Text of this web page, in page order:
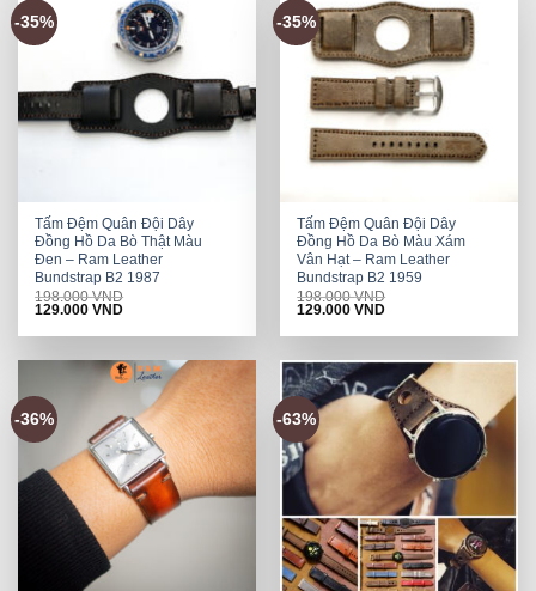
-35%
Tấm Đệm Quân Đội Dây
Đồng Hồ Da Bò Thật Màu
Đen – Ram Leather
Bundstrap B2 1987
198.000VND
Original
was:
129.000VNDCurrent
is:
-35%
Tấm Đệm Quân Đội Dây
Đồng Hồ Da Bò Màu Xám
Vân Hạt – Ram Leather
Bundstrap B2 1959
198.000VND
Original
was:
129.000VNDCurrent
is:
-36% -63%